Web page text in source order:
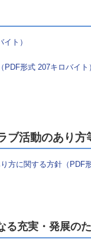
ト）
形式 207キロバイト
ブ活動のあり方
方に関する方針（PDF
充実・発展のた